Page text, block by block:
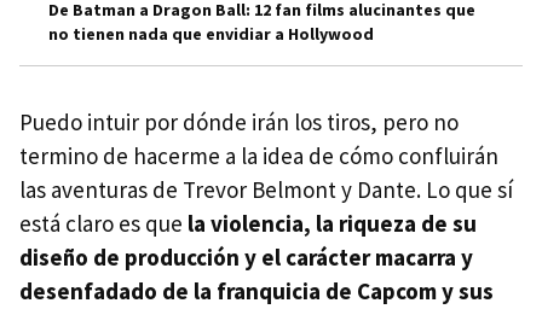
De Batman a Dragon Ball: 12 fan films alucinantes que
no tienen nada que envidiar a Hollywood
Puedo intuir por dónde irán los tiros, pero no
termino de hacerme a la idea de cómo confluirán
las aventuras de Trevor Belmont y Dante. Lo que sí
está claro es que la violencia, la riqueza de su
diseño de producción y el carácter macarra y
desenfadado de la franquicia de Capcom y sus